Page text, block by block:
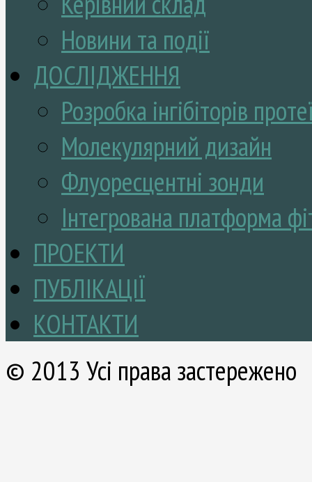
Новини та події
ДОСЛІДЖЕННЯ
Розробка інгібіторів
Молекулярний дизайн
Флуоресцентні зонди
Інтегрована платформа
ПРОЕКТИ
ПУБЛІКАЦІЇ
КОНТАКТИ
© 2013 Усі права застережено